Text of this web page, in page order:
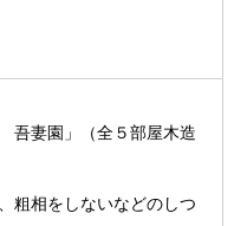
吾妻園」（全５部屋木造
粗相をしないなどのしつ